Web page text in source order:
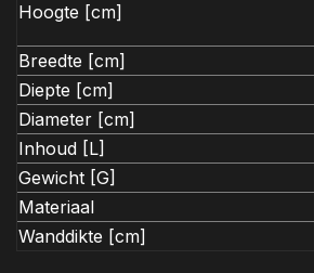
Hoogte [cm]
Breedte [cm]
Diepte [cm]
Diameter [cm]
Inhoud [L]
Gewicht [G]
Materiaal
Wanddikte [cm]